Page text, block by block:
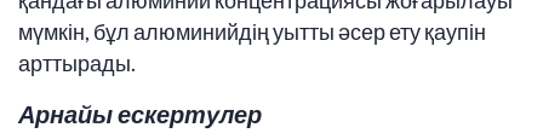
мүмкін, бұл алюминийдің уытты әсер ету қаупін
арттырады.
Арнайы ескертулер